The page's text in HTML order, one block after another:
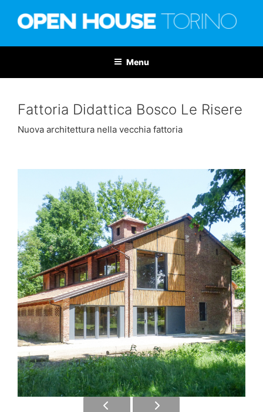
Menu
Fattoria Didattica Bosco Le Risere
Nuova architettura nella vecchia fattoria